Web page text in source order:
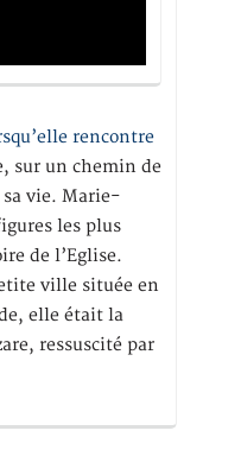
rencontre
sur un chemin de
sa vie. Marie-
les plus
de l’Eglise.
ville située en
elle était la
ressuscité par